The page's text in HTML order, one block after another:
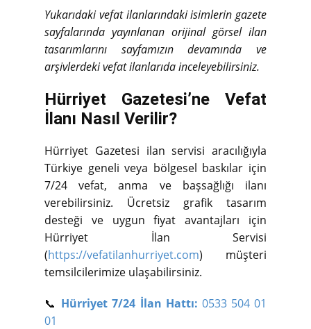
Yukarıdaki vefat ilanlarındaki isimlerin gazete
sayfalarında yayınlanan orijinal görsel ilan
tasarımlarını sayfamızın devamında ve
arşivlerdeki vefat ilanlarıda inceleyebilirsiniz.
Hürriyet Gazetesi’ne Vefat
İlanı Nasıl Verilir?
Hürriyet Gazetesi ilan servisi aracılığıyla
Türkiye geneli veya bölgesel baskılar için
7/24 vefat, anma ve başsağlığı ilanı
verebilirsiniz. Ücretsiz grafik tasarım
desteği ve uygun fiyat avantajları için
Hürriyet İlan Servisi
(https://vefatilanhurriyet.com) müşteri
temsilcilerimize ulaşabilirsiniz.
📞 Hürriyet 7/24 İlan Hattı: 0533 504 01
01